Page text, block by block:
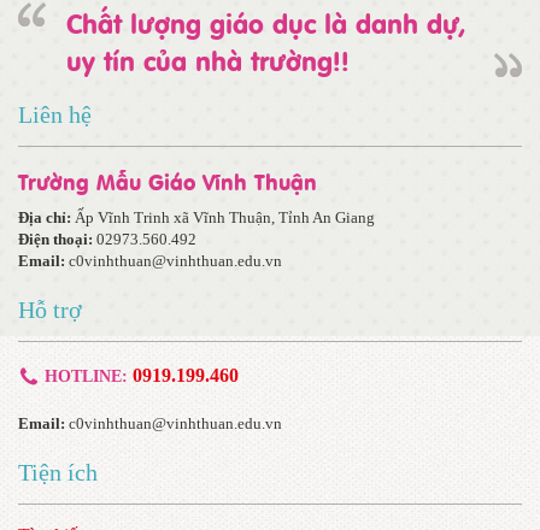
Chất lượng giáo dục là danh dự,
uy tín của nhà trường!!
Liên hệ
Trường Mẫu Giáo Vĩnh Thuận
Địa chỉ: Ấp Vĩnh Trinh xã Vĩnh Thuận, Tỉnh An Giang
Điện thoại: 02973.560.492
Email: c0vinhthuan@vinhthuan.edu.vn
Hỗ trợ
HOTLINE: 0919.199.460
Email: c0vinhthuan@vinhthuan.edu.vn
Tiện ích